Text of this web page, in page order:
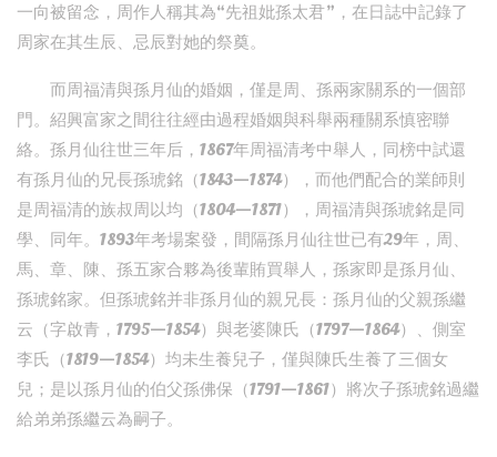
一向被留念，周作人稱其為“先祖妣孫太君”，在日誌中記錄了
周家在其生辰、忌辰對她的祭奠。
而周福清與孫月仙的婚姻，僅是周、孫兩家關系的一個部
門。紹興富家之間往往經由過程婚姻與科舉兩種關系慎密聯
絡。孫月仙往世三年后，1867年周福清考中舉人，同榜中試還
有孫月仙的兄長孫琥銘（1843—1874），而他們配合的業師則
是周福清的族叔周以均（1804—1871），周福清與孫琥銘是同
學、同年。1893年考場案發，間隔孫月仙往世已有29年，周、
馬、章、陳、孫五家合夥為後輩賄買舉人，孫家即是孫月仙、
孫琥銘家。但孫琥銘并非孫月仙的親兄長：孫月仙的父親孫繼
云（字啟青，1795—1854）與老婆陳氏（1797—1864）、側室
李氏（1819—1854）均未生養兒子，僅與陳氏生養了三個女
兒；是以孫月仙的伯父孫佛保（1791—1861）將次子孫琥銘過繼
給弟弟孫繼云為嗣子。